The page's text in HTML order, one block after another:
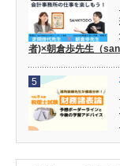
者)×朝倉歩先生（
5